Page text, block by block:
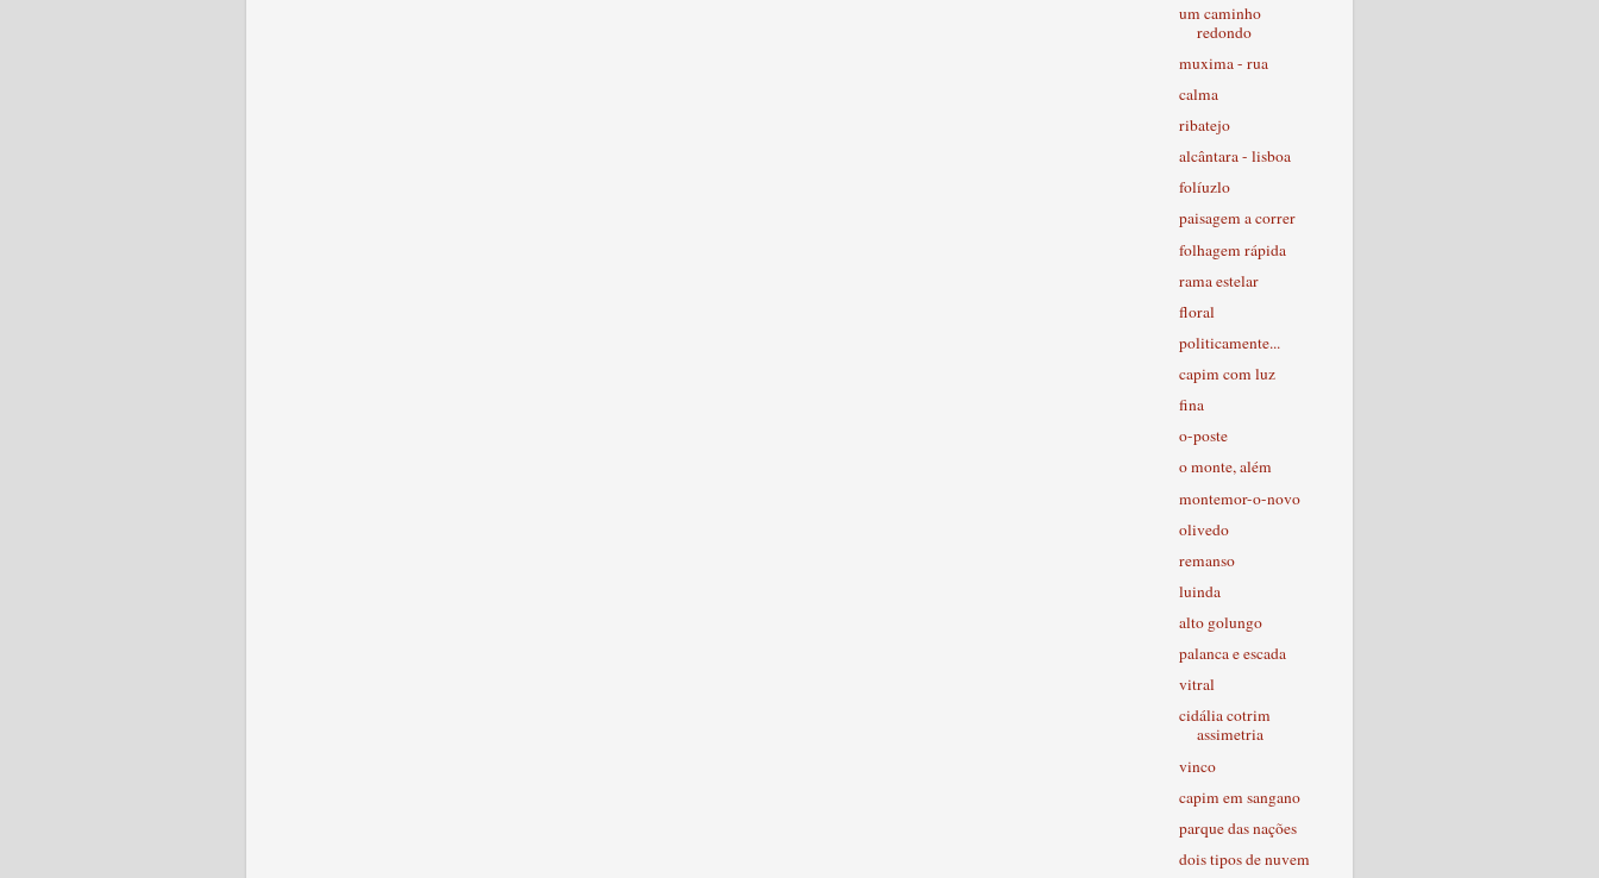
um caminho
redondo
muxima - rua
calma
ribatejo
alcântara - lisboa
folíuzlo
paisagem a correr
folhagem rápida
rama estelar
floral
politicamente...
capim com luz
fina
o-poste
o monte, além
montemor-o-novo
olivedo
remanso
luinda
alto golungo
palanca e escada
vitral
cidália cotrim
assimetria
vinco
capim em sangano
parque das nações
dois tipos de nuvem